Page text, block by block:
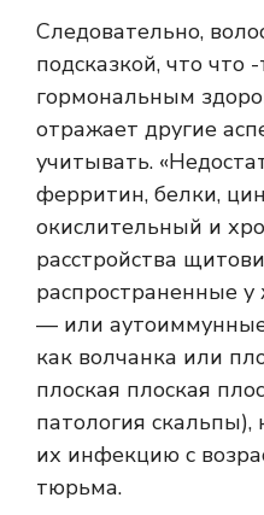
Следовательно,
подсказкой, что что
гормональным
отражает другие
учитывать.
ферритин, белки,
окислительный и
расстройства
распространенные
— или
как волчанка или
плоская плоская
патология
их инфекцию с
тюрьма.